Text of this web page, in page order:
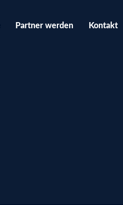
Partner werden Kontakt